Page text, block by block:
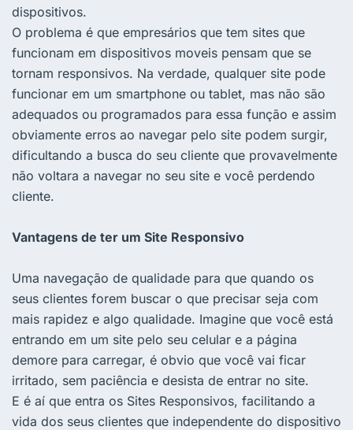
dispositivos.
O problema é que empresários que tem sites que
funcionam em dispositivos moveis pensam que se
tornam responsivos. Na verdade, qualquer site pode
funcionar em um smartphone ou tablet, mas não são
adequados ou programados para essa função e assim
obviamente erros ao navegar pelo site podem surgir,
dificultando a busca do seu cliente que provavelmente
não voltara a navegar no seu site e você perdendo
cliente.
Vantagens de ter um Site Responsivo
Uma navegação de qualidade para que quando os
seus clientes forem buscar o que precisar seja com
mais rapidez e algo qualidade. Imagine que você está
entrando em um site pelo seu celular e a página
demore para carregar, é obvio que você vai ficar
irritado, sem paciência e desista de entrar no site.
E é aí que entra os Sites Responsivos, facilitando a
vida dos seus clientes que independente do dispositivo